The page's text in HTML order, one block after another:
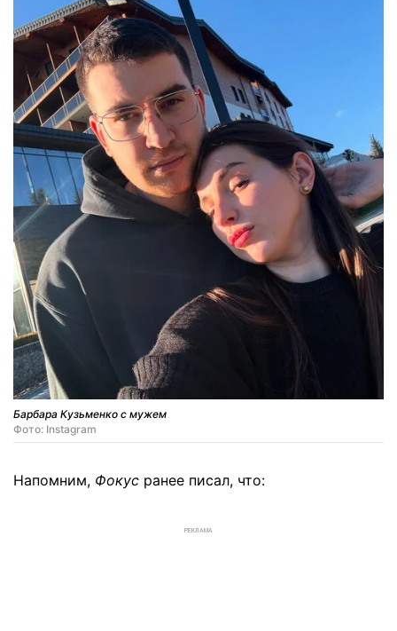
Барбара Кузьменко с мужем
Фото: Instagram
Напомним, Фокус ранее писал, что:
РЕКЛАМА